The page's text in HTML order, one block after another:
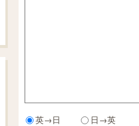
英→日 日→英